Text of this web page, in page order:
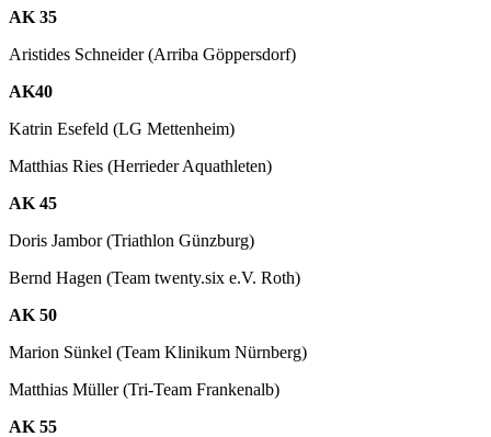
AK 35
Aristides Schneider (Arriba Göppersdorf)
AK40
Katrin Esefeld (LG Mettenheim)
Matthias Ries (Herrieder Aquathleten)
AK 45
Doris Jambor (Triathlon Günzburg)
Bernd Hagen (Team twenty.six e.V. Roth)
AK 50
Marion Sünkel (Team Klinikum Nürnberg)
Matthias Müller (Tri-Team Frankenalb)
AK 55